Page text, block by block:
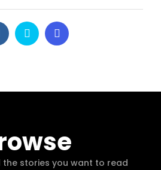
the stories you want to read